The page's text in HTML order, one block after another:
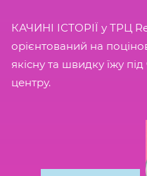
КАЧИНІ ІСТОРІЇ у ТРЦ
орієнтований на
якісну та швидку їжу
центру.